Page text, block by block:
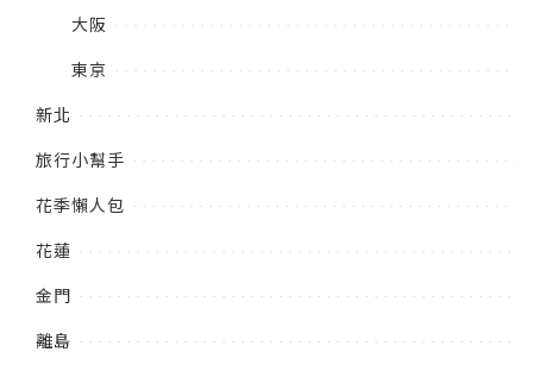
大阪
東京
新北
旅行小幫手
花季懶人包
花蓮
金門
離島